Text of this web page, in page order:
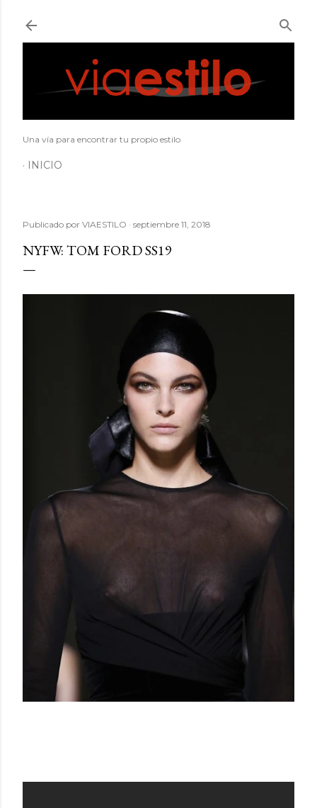
Una vía para encontrar tu propio estilo
INICIO
Publicado por VIAESTILO septiembre 11, 2018
NYFW: TOM FORD SS19